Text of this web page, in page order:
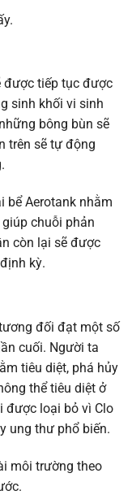
được tiếp tục được
sinh khối vi sinh
bông bùn sẽ
trên sẽ tự động
bể Aerotank nhằm
chuỗi phản
còn lại sẽ được
kỳ.
đối đạt một số
cuối. Người ta
tiêu diệt, phá hủy
thể tiêu diệt ở
được loại bỏ vì Clo
ung thư phổ biến.
môi trường theo